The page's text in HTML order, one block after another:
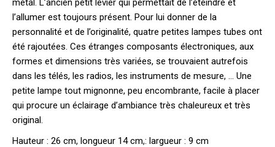
métal. L’ancien petit levier qui permettait de l’éteindre et
l’allumer est toujours présent. Pour lui donner de la
personnalité et de l’originalité, quatre petites lampes tubes ont
été rajoutées. Ces étranges composants électroniques, aux
formes et dimensions très variées, se trouvaient autrefois
dans les télés, les radios, les instruments de mesure, … Une
petite lampe tout mignonne, peu encombrante, facile à placer
qui procure un éclairage d’ambiance très chaleureux et très
original.
Hauteur : 26 cm, longueur 14 cm,: largueur : 9 cm